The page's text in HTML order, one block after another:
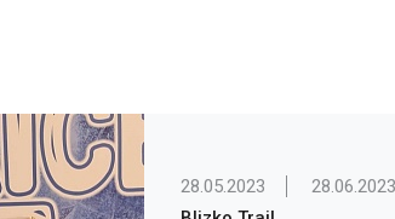
28.05.2023
28.06.2023